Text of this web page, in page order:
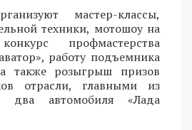
мастер-классы,
техники, мотошоу на
профмастерства
работу подъемника
также розыгрыш призов
отрасли, главными из
два автомобиля «Лада